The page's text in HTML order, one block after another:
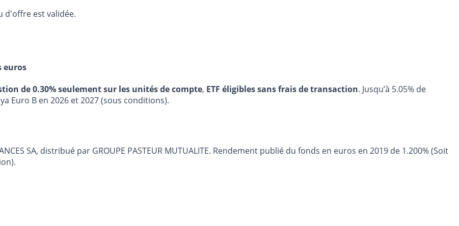
d'offre est validée.
euros
de 0.30% seulement sur les unités de compte, ETF éligibles sans frais de transaction. Jusqu’à 5.05% de
Euro B en 2026 et 2027 (sous conditions).
SA, distribué par GROUPE PASTEUR MUTUALITE. Rendement publié du fonds en euros en 2019 de 1.200% (Soit